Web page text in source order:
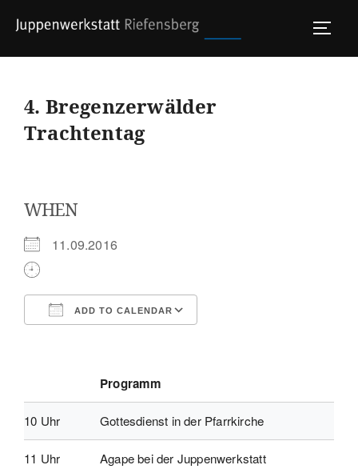
4. Bregenzerwälder
Trachtentag
WHEN
11.09.2016
ADD TO CALENDAR
Programm
10 Uhr Gottesdienst in der Pfarrkirche
11 Uhr Agape bei der Juppenwerkstatt